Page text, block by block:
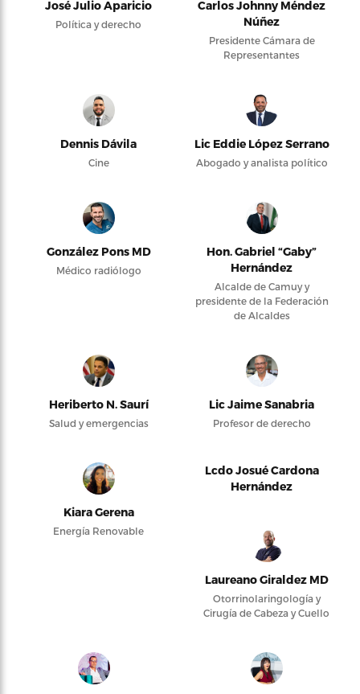
José Julio Aparicio
Política y derecho
Carlos Johnny Méndez
Núñez
Presidente Cámara de
Representantes
Dennis Dávila
Cine
Lic Eddie López Serrano
Abogado y analista político
González Pons MD
Médico radiólogo
Hon. Gabriel “Gaby”
Hernández
Alcalde de Camuy y
presidente de la Federación
de Alcaldes
Heriberto N. Saurí
Salud y emergencias
Lic Jaime Sanabria
Profesor de derecho
Kiara Gerena
Energía Renovable
Lcdo Josué Cardona
Hernández
Laureano Giraldez MD
Otorrinolaringología y
Cirugía de Cabeza y Cuello